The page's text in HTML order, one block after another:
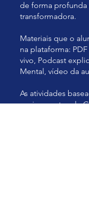
de forma profunda
transformadora.
Materiais que o
na plataforma:
vivo, Podcast
Mental, vídeo da
As atividades
ensinamentos de